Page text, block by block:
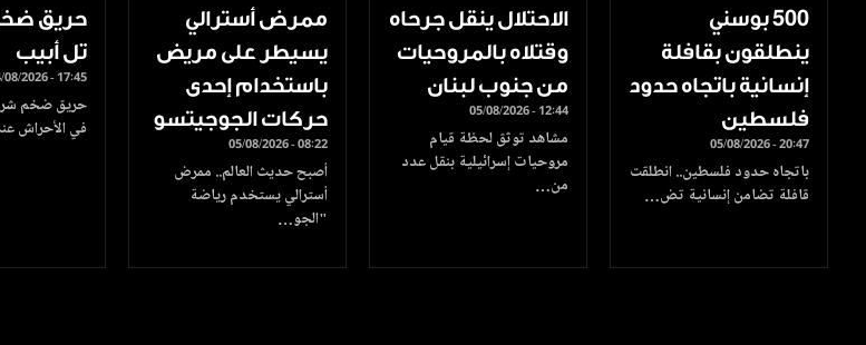
500 بوسني
ينطلقون بقافلة
إنسانية باتجاه حدود
فلسطين
05/08/2026 - 20:47
باتجاه حدود فلسطين.. انطلقت
قافلة تضامن إنسانية تض…
الاحتلال ينقل جرحاه
وقتلاه بالمروحيات
من جنوب لبنان
05/08/2026 - 12:44
مشاهد توثق لحظة قيام
مروحيات إسرائيلية بنقل عدد
من…
ممرض أسترالي
يسيطر على مريض
باستخدام إحدى
حركات الجوجيتسو
05/08/2026 - 08:22
أصبح حديث العالم.. ممرض
أسترالي يستخدم رياضة
"الجو…
حريق
تل أبيب
08/2026 - 17:45
حريق ضخم
في الأحراش